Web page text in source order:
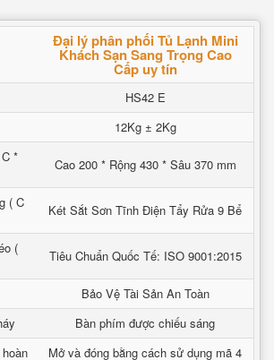
Đại lý phân phối Tủ Lạnh Mini
Khách Sạn Sang Trọng Cao
Cấp uy tín
HS42 E
12Kg ± 2Kg
*
Cao 200 * Rộng 430 * Sâu 370 mm
( C
Két Sắt Sơn Tĩnh Điện Tẩy Rửa 9 Bể
(
Tiêu Chuẩn Quốc Tế: ISO 9001:2015
Bảo Vệ Tài Sản An Toàn
Bàn phím được chiếu sáng
Mở và đóng bằng cách sử dụng mã 4